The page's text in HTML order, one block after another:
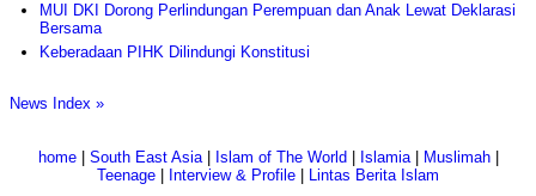
MUI DKI Dorong Perlindungan Perempuan dan Anak Lewat Deklarasi
Bersama
Keberadaan PIHK Dilindungi Konstitusi
News Index »
home| South East Asia| Islam of The World Islamia| Muslimah|
Teenage
Interview & Profile Lintas Berita Islam